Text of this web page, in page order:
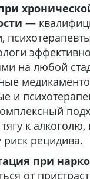
—
на любой
и
к
рецидива.
при
от